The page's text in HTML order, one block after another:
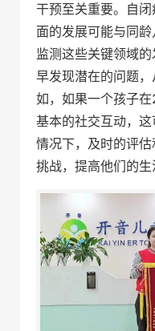
干预至关重要。自
面的发展可能与同
监测这些关键领域
早发现潜在的问题
如，如果一个孩子
基本的社交互动，
情况下，及时的评
挑战，提高他们的生